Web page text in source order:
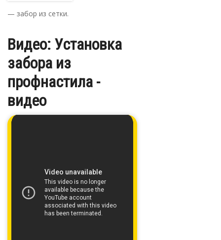
— забор из сетки.
Видео: Установка
забора из
профнастила -
видео